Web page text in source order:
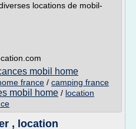
locations de mobil-
mobil home
france / camping france
mobil home / location
, location